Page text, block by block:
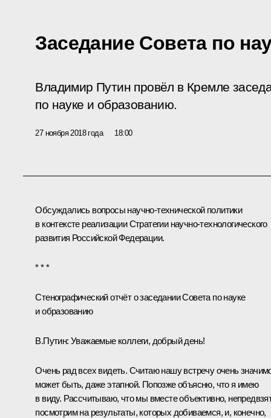
Заседание Совета по
Владимир Путин провёл в Кремле
по науке и образованию.
27 ноября 2018 года 18:00
Обсуждались вопросы научно-технической политики
в контексте реализации Стратегии научно-технологического
развития Российской Федерации.
* * *
Стенографический отчёт о заседании Совета по науке
и образованию
В.Путин: Уважаемые коллеги, добрый день!
Очень рад всех видеть. Считаю нашу встречу очень
может быть, даже этапной. Попозже объясню, что я имею
в виду. Рассчитываю, что мы вместе объективно,
посмотрим на результаты, которых добиваемся, и, конечно,